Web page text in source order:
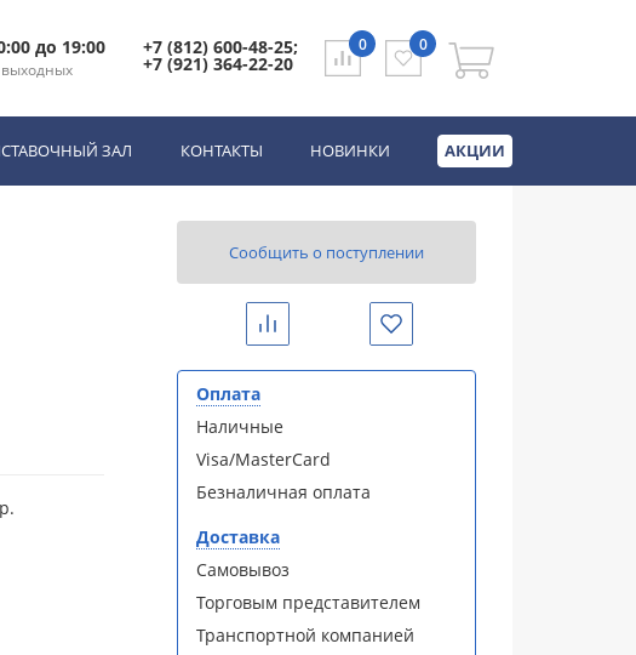
до 19:00
выходных
+7 (812) 600-48-25;
+7 (921) 364-22-20
0 0
ЗАЛ КОНТАКТЫ НОВИНКИ АКЦИИ
сталь
сталь
Сообщить о поступлении
Сравнить Избранное
Оплата
Наличные
Visa/MasterCard
Безналичная оплата
Доставка
Самовывоз
Торговым представителем
Транспортной компанией